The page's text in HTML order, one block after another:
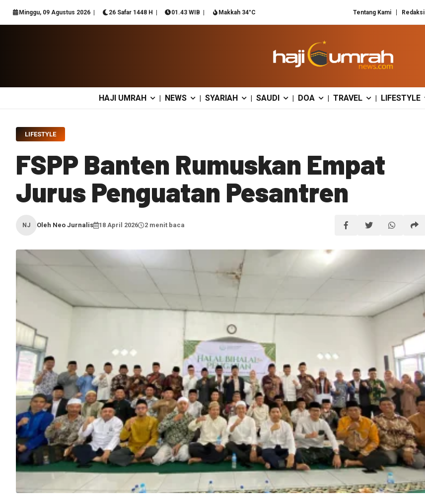
Minggu, 09 Agustus 2026 26 Safar 1448 H 01.43 WIB Makkah 34°C Tentang Kami Redaksi
HAJI UMRAH | NEWS | SYARIAH | SAUDI | DOA | TRAVEL | LIFESTYLE
LIFESTYLE
FSPP Banten Rumuskan Empat
Jurus Penguatan Pesantren
NJ Oleh Neo Jurnalis 18 April 2026 2 menit baca